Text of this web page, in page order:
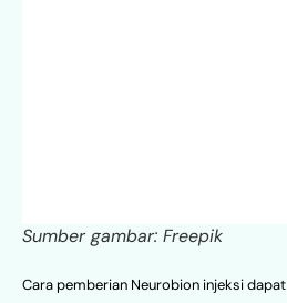
Sumber gambar: Freepik
Cara pemberian Neurobion injeksi